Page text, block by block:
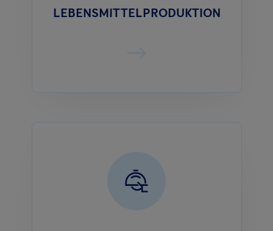
LEBENSMITTELPRODUKTION